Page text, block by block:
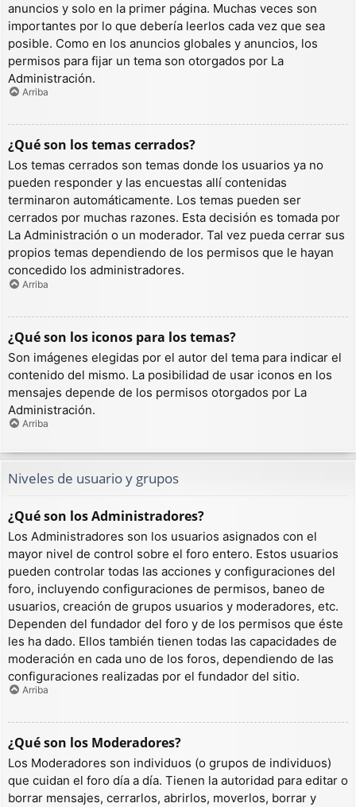
anuncios y solo en la primer página. Muchas veces son
importantes por lo que debería leerlos cada vez que sea
posible. Como en los anuncios globales y anuncios, los
permisos para fijar un tema son otorgados por La
Administración.
Arriba
¿Qué son los temas cerrados?
Los temas cerrados son temas donde los usuarios ya no
pueden responder y las encuestas allí contenidas
terminaron automáticamente. Los temas pueden ser
cerrados por muchas razones. Esta decisión es tomada por
La Administración o un moderador. Tal vez pueda cerrar sus
propios temas dependiendo de los permisos que le hayan
concedido los administradores.
Arriba
¿Qué son los iconos para los temas?
Son imágenes elegidas por el autor del tema para indicar el
contenido del mismo. La posibilidad de usar iconos en los
mensajes depende de los permisos otorgados por La
Administración.
Arriba
Niveles de usuario y grupos
¿Qué son los Administradores?
Los Administradores son los usuarios asignados con el
mayor nivel de control sobre el foro entero. Estos usuarios
pueden controlar todas las acciones y configuraciones del
foro, incluyendo configuraciones de permisos, baneo de
usuarios, creación de grupos usuarios y moderadores, etc.
Dependen del fundador del foro y de los permisos que éste
les ha dado. Ellos también tienen todas las capacidades de
moderación en cada uno de los foros, dependiendo de las
configuraciones realizadas por el fundador del sitio.
Arriba
¿Qué son los Moderadores?
Los Moderadores son individuos (o grupos de individuos)
que cuidan el foro día a día. Tienen la autoridad para editar o
borrar mensajes, cerrarlos, abrirlos, moverlos, borrar y